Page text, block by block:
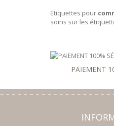
Etiquettes pour
soins sur les
PAIEMENT